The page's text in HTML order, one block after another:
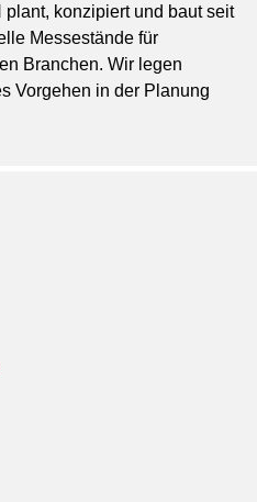
konzipiert und baut seit
Messestände für
Branchen. Wir legen
Vorgehen in der Planung